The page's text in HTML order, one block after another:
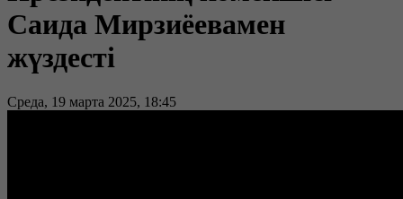
Саида Мирзиёевамен
жүздесті
Среда, 19 марта 2025, 18:45